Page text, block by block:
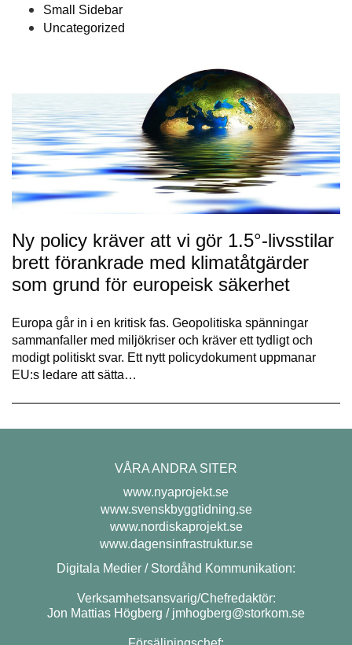
Small Sidebar
Uncategorized
Ny policy kräver att vi gör 1.5°-livsstilar
brett förankrade med klimatåtgärder
som grund för europeisk säkerhet
Europa går in i en kritisk fas. Geopolitiska spänningar
sammanfaller med miljökriser och kräver ett tydligt och
modigt politiskt svar. Ett nytt policydokument uppmanar
EU:s ledare att sätta…
VÅRA ANDRA SITER
www.nyaprojekt.se
www.svenskbyggtidning.se
www.nordiskaprojekt.se
www.dagensinfrastruktur.se
Digitala Medier / Stordåhd Kommunikation:
Verksamhetsansvarig/Chefredaktör:
Jon Mattias Högberg / jmhogberg@storkom.se